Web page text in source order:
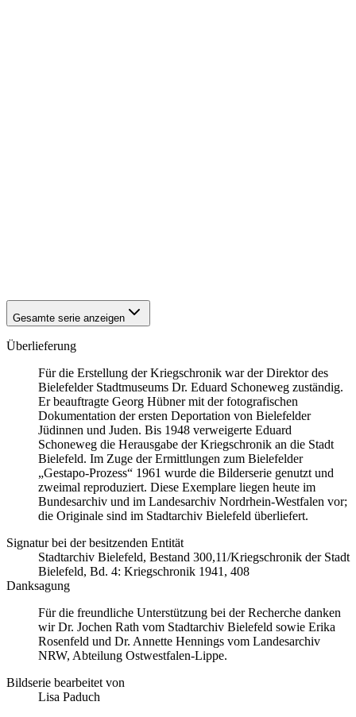
Gesamte serie anzeigen
Überlieferung
Für die Erstellung der Kriegschronik war der Direktor des
Bielefelder Stadtmuseums Dr. Eduard Schoneweg zuständig.
Er beauftragte Georg Hübner mit der fotografischen
Dokumentation der ersten Deportation von Bielefelder
Jüdinnen und Juden. Bis 1948 verweigerte Eduard
Schoneweg die Herausgabe der Kriegschronik an die Stadt
Bielefeld. Im Zuge der Ermittlungen zum Bielefelder
„Gestapo-Prozess“ 1961 wurde die Bilderserie genutzt und
zweimal reproduziert. Diese Exemplare liegen heute im
Bundesarchiv und im Landesarchiv Nordrhein-Westfalen vor;
die Originale sind im Stadtarchiv Bielefeld überliefert.
Signatur bei der besitzenden Entität
Stadtarchiv Bielefeld, Bestand 300,11/Kriegschronik der Stadt
Bielefeld, Bd. 4: Kriegschronik 1941, 408
Danksagung
Für die freundliche Unterstützung bei der Recherche danken
wir Dr. Jochen Rath vom Stadtarchiv Bielefeld sowie Erika
Rosenfeld und Dr. Annette Hennings vom Landesarchiv
NRW, Abteilung Ostwestfalen-Lippe.
Bildserie bearbeitet von
Lisa Paduch